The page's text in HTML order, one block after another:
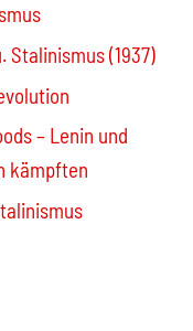
Stalinismus (1937)
– Lenin und
kämpften